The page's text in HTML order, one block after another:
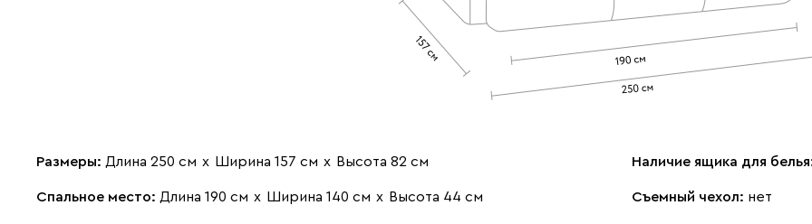
Размеры: Длина 250 см х Ширина 157 см х Высота 82 см
Спальное место: Длина 190 см х Ширина 140 см х Высота 44 см
Наличие ящика для
Съемный чехол: нет